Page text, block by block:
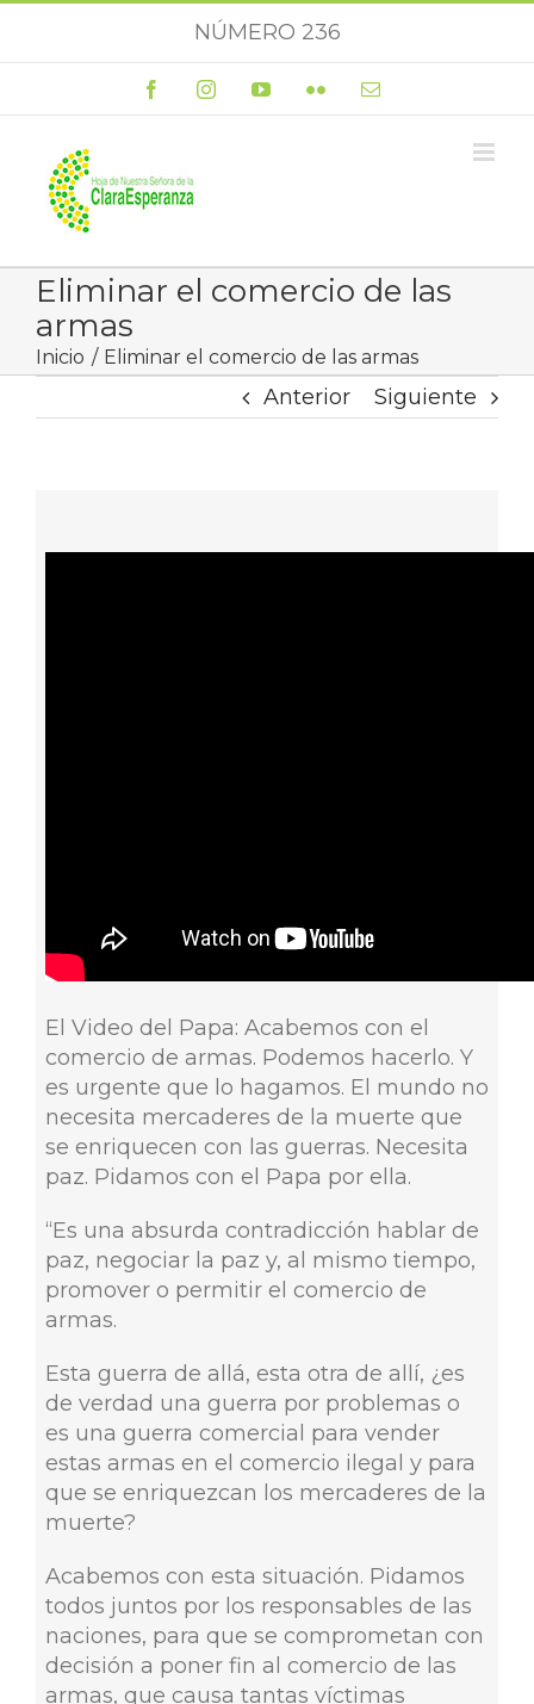
NÚMERO 236
FacebookInstagramYouTubeFlickr Correo
Eliminar el comercio de las
armas
Inicio Eliminar el comercio de las armas
Anterior Siguiente
El Video del Papa: Acabemos con el
comercio de armas. Podemos hacerlo. Y
es urgente que lo hagamos. El mundo no
necesita mercaderes de la muerte que
se enriquecen con las guerras. Necesita
paz. Pidamos con el Papa por ella.
“Es una absurda contradicción hablar de
paz, negociar la paz y, al mismo tiempo,
promover o permitir el comercio de
armas.
Esta guerra de allá, esta otra de allí, ¿es
de verdad una guerra por problemas o
es una guerra comercial para vender
estas armas en el comercio ilegal y para
que se enriquezcan los mercaderes de la
muerte?
Acabemos con esta situación. Pidamos
todos juntos por los responsables de las
naciones, para que se comprometan con
decisión a poner fin al comercio de las
armas, que causa tantas víctimas